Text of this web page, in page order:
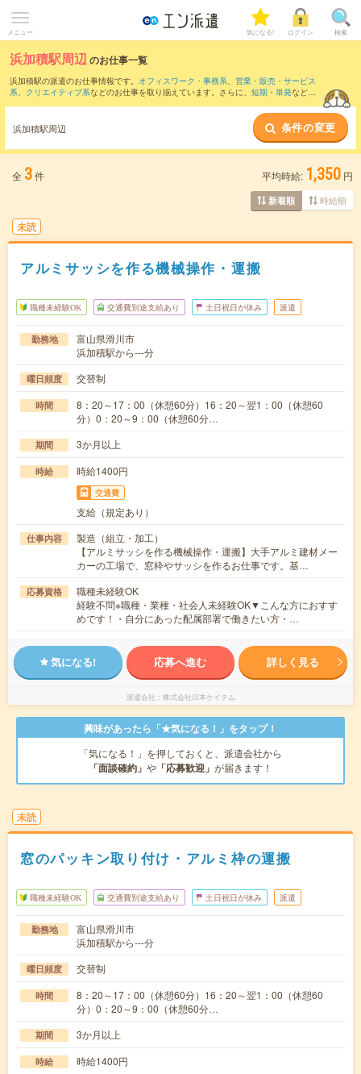
メニュー 気になる! ログイン 検索
浜加積駅周辺のお仕事一覧
浜加積駅の派遣のお仕事情報です。 オフィスワーク・事務系、 営業・販売・サービス
系、 クリエイティブ系などのお仕事を取り揃えています。さらに、 短期 ・ 単発などの
また、上市駅・
など近隣駅のお仕事もご確認いた
だけます。
浜加積駅周辺 条件の変更
全 3件 平均時給: 1,350 円
新着順 時給順
未読
アルミサッシを作る機械操作・運搬
職種未経験OK 交通費別途支給あり 土日祝日が休み 派遣
勤務地
富山県滑川市
浜加積駅から---分
曜日頻度 交替制
時間
8：20～17：00（休憩60分）16：20～翌1：00（休憩60
分）0：20～9：00（休憩60分…
期間 3か月以上
時給 時給1400円
交通費
支給（規定あり）
仕事内容
製造（組立・加工）
【アルミサッシを作る機械操作・運搬】大手アルミ建材メー
カーの工場で、窓枠やサッシを作るお仕事です。基…
応募資格
職種未経験OK
経験不問※職種・業種・社会人未経験OK▼こんな方におすす
めです！・自分にあった配属部署で働きたい方・…
気になる! 応募へ進む 詳しく見る
派遣会社 株式会社日本ケイテム
興味があったら「★気になる！」をタップ！
「気になる！」を押しておくと、派遣会社から
「面談確約」 や 「応募歓迎」 が届きます！
未読
窓のパッキン取り付け・アルミ枠の運搬
職種未経験OK 交通費別途支給あり 土日祝日が休み 派遣
勤務地
富山県滑川市
浜加積駅から---分
曜日頻度 交替制
時間
8：20～17：00（休憩60分）16：20～翌1：00（休憩60
分）0：20～9：00（休憩60分…
期間 3か月以上
時給 時給1400円